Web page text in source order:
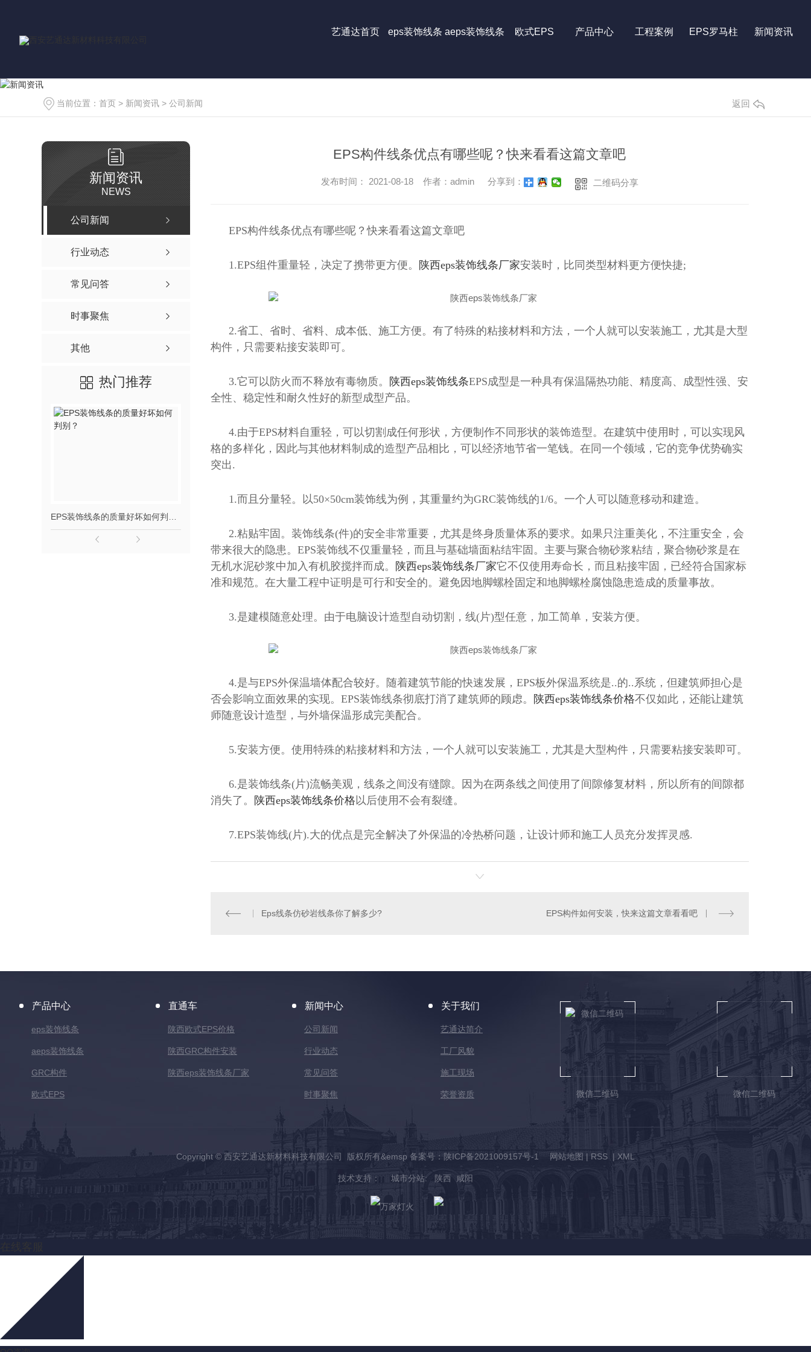
艺通达首页 eps装饰线条 aeps装饰线条 欧式EPS 产品中心 工程案例 EPS罗马柱 新闻资讯
当前位置： 首页 > 新闻资讯 > 公司新闻 返回
新闻资讯
NEWS
公司新闻
行业动态
常见问答
时事聚焦
其他
热门推荐
EPS构件线条优点有哪些呢？快来看看这篇文章吧
发布时间： 2021-08-18 作者：admin 分享到： 二维码分享
EPS构件线条优点有哪些呢？快来看看这篇文章吧
1.EPS组件重量轻，决定了携带更方便。 陕西eps装饰线条厂家安装时，比同类型材料更方便快捷;
2.省工、省时、省料、成本低、施工方便。有了特殊的粘接材料和方法，一个人就可以安装施工，尤其是大型
构件，只需要粘接安装即可。
3.它可以防火而不释放有毒物质。 陕西eps装饰线条EPS成型是一种具有保温隔热功能、精度高、成型性强、安
全性、稳定性和耐久性好的新型成型产品。
4.由于EPS材料自重轻，可以切割成任何形状，方便制作不同形状的装饰造型。在建筑中使用时，可以实现风
格的多样化，因此与其他材料制成的造型产品相比，可以经济地节省一笔钱。在同一个领域，它的竞争优势确实
突出.
1.而且分量轻。以50×50cm装饰线为例，其重量约为GRC装饰线的1/6。一个人可以随意移动和建造。
2.粘贴牢固。装饰线条(件)的安全非常重要，尤其是终身质量体系的要求。如果只注重美化，不注重安全，会
带来很大的隐患。EPS装饰线不仅重量轻，而且与基础墙面粘结牢固。主要与聚合物砂浆粘结，聚合物砂浆是在
无机水泥砂浆中加入有机胶搅拌而成。
陕西eps装饰线条厂家它不仅使用寿命长，而且粘接牢固，已经符合国家标
准和规范。在大量工程中证明是可行和安全的。避免因地脚螺栓固定和地脚螺栓腐蚀隐患造成的质量事故。
3.是建模随意处理。由于电脑设计造型自动切割，线(片)型任意，加工简单，安装方便。
4.是与EPS外保温墙体配合较好。随着建筑节能的快速发展，EPS板外保温系统是..的..系统，但建筑师担心是
否会影响立面效果的实现。EPS装饰线条彻底打消了建筑师的顾虑。
陕西eps装饰线条价格不仅如此，还能让建筑
师随意设计造型，与外墙保温形成完美配合。
5.安装方便。使用特殊的粘接材料和方法，一个人就可以安装施工，尤其是大型构件，只需要粘接安装即可。
6.是装饰线条(片)流畅美观，线条之间没有缝隙。因为在两条线之间使用了间隙修复材料，所以所有的间隙都
消失了。
陕西eps装饰线条价格 以后使用不会有裂缝。
7.EPS装饰线(片).大的优点是完全解决了外保温的冷热桥问题，让设计师和施工人员充分发挥灵感.
Eps线条仿砂岩线条你了解多少? EPS构件如何安装，快来这篇文章看看吧
产品中心
eps装饰线条
aeps装饰线条
GRC构件
欧式EPS
直通车
陕西欧式EPS价格
陕西GRC构件安装
陕西eps装饰线条厂家
新闻中心
公司新闻
行业动态
常见问答
时事聚焦
关于我们
艺通达简介
工厂风貌
施工现场
荣誉资质 微信二维码 微信二维码
Copyright © 西安艺通达新材料科技有限公司 版权所有&emsp 备案号： 陕ICP备2021009157号-1 网站地图 | RSS | XML
技术支持： 城市分站: 陕西 咸阳